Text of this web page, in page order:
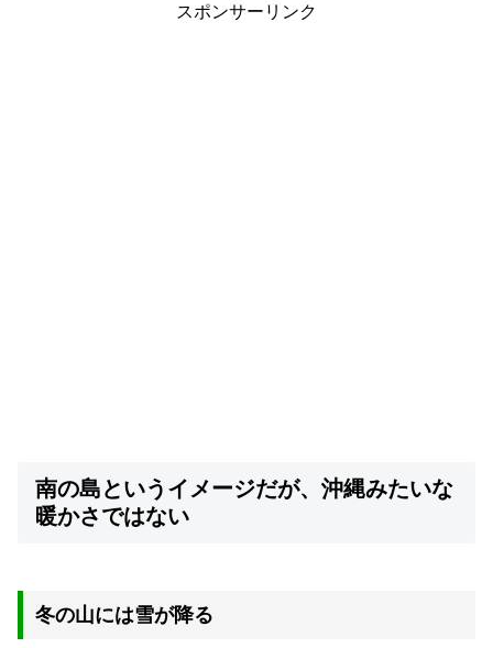
スポンサーリンク
南の島というイメージだが、沖縄みたいな
暖かさではない
冬の山には雪が降る